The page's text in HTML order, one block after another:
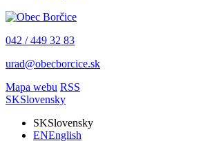
042 / 449 32 83
urad@obecborcice.sk
Mapa webu RSS
SKSlovensky
SKSlovensky
ENEnglish